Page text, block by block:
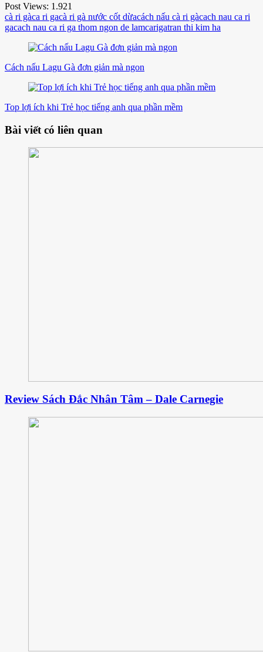
Post Views: 1.921
cà ri gàca ri gacà ri gà nước cốt dừacách nấu cà ri gàcach nau ca ri
gacach nau ca ri ga thom ngon de lamcarigatran thi kim ha
Điều
hướng
Cách nấu Lagu Gà đơn giản mà ngon
Top lợi ích khi Trẻ học tiếng anh qua phần mềm
Bài viết có liên quan
Review Sách Đắc Nhân Tâm – Dale Carnegie